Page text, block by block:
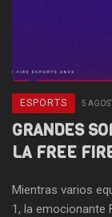
ESPORTS 5
GRANDES
LA FREE
Mientras varios
1, la emocionante